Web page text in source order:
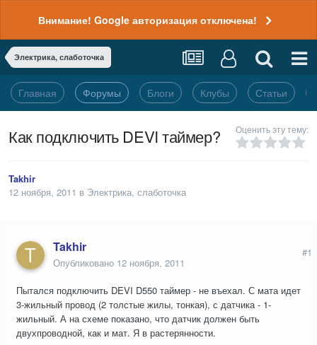
Внимание! Google авторизация отключена!
Электрика, слаботочка
Главная Форумы Блоги Клубы Статьи
Как подключить DEVI таймер? Оценить эту тему:
Takhir
12 ноября, 2011 в Электрика, слаботочка
Takhir
Опубликовано 12 ноября, 2011
#1
Пытался подключить DEVI D550 таймер - не въехал. С мата идет
3-жильный провод (2 толстые жилы, тонкая), с датчика - 1-
жильный. А на схеме показано, что датчик должен быть
двухпроводной, как и мат. Я в растерянности.